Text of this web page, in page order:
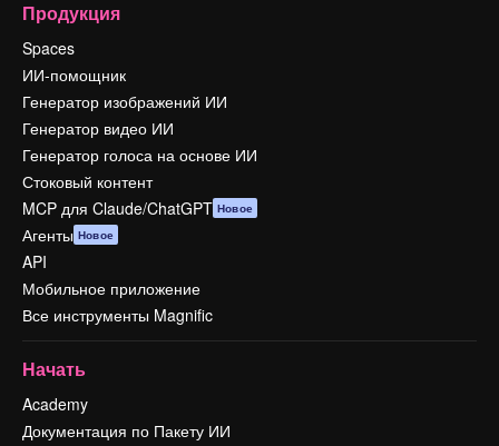
Продукция
Spaces
ИИ-помощник
Генератор изображений ИИ
Генератор видео ИИ
Генератор голоса на основе ИИ
Стоковый контент
MCP для Claude/ChatGPT Новое
Агенты Новое
API
Мобильное приложение
Все инструменты Magnific
Начать
Academy
Документация по Пакету ИИ